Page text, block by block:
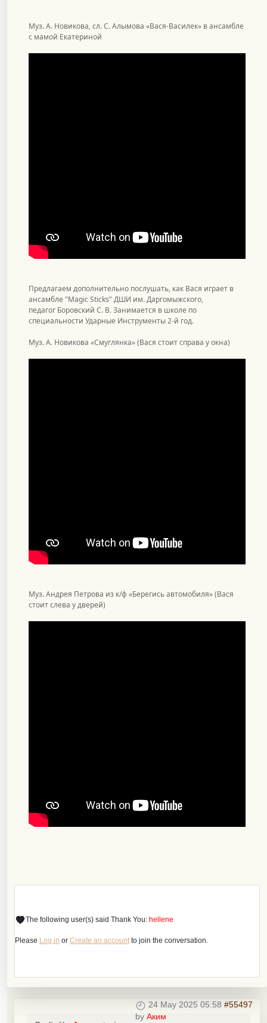
Муз. А. Новикова, сл. С. Алымова «Вася-Василек» в ансамбле
с мамой Екатериной
Предлагаем дополнительно послушать, как Вася играет в
ансамбле "Magic Sticks" ДШИ им. Даргомыжского,
педагог Боровский С. В. Занимается в школе по
специальности Ударные Инструменты 2-й год.
Муз. А. Новикова «Смуглянка» (Вася стоит справа у окна)
Муз. Андрея Петрова из к/ф «Берегись автомобиля» (Вася
стоит слева у дверей)
The following user(s) said Thank You: hellene
Please Log in or Create an accountto join the conversation.
24 May 2025 05:58 #55497
by Аким